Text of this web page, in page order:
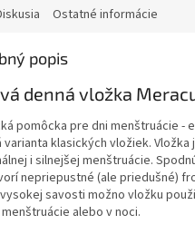
Ostatné informácie
popis
denná vložka
pomôcka pre dni menštruácie -
varianta klasických vložiek. Vložka
i silnejšej menštruácie.
nepriepustné (ale priedušné)
savosti možno vložku
alebo v noci.